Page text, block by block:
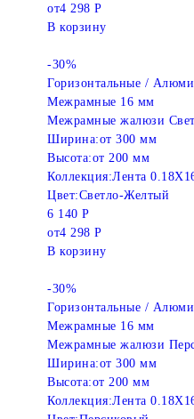
от4 298 Р
В корзину
-30%
Горизонтальные /
Межрамные 16 мм
Межрамные жалюзи
Ширина:от 300 мм
Высота:от 200 мм
Коллекция:Лента
Цвет:Светло-Желтый
6 140 Р
от4 298 Р
В корзину
-30%
Горизонтальные /
Межрамные 16 мм
Межрамные жалюзи
Ширина:от 300 мм
Высота:от 200 мм
Коллекция:Лента